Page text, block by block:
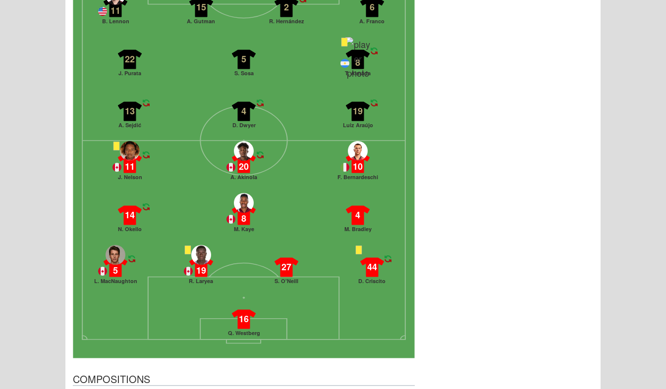
6
A. Franco
2
R. Hernández
15
A. Gutman
11
B. Lennon
8
T. Almada
5
S. Sosa
22
J. Purata
19
Luiz Araújo
4
D. Dwyer
13
A. Sejdić
16
Q. Westberg
5
L. MacNaughton
19
R. Laryea
27
S. O'Neill
44
D. Criscito
14
N. Okello
8
M. Kaye
4
M. Bradley
11
J. Nelson
20
A. Akinola
10
F. Bernardeschi
COMPOSITIONS